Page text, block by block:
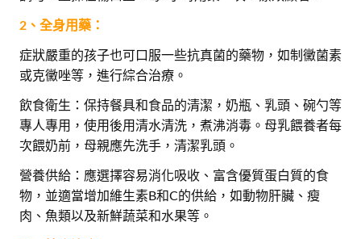
2、全身用藥：
症狀嚴重的孩子也可口服一些抗真菌的藥物，如制黴菌素
或克黴唑等，進行綜合治療。
飲食衛生：保持餐具和食品的清潔，奶瓶、乳頭、碗勺等
專人專用，使用後用清水清洗，煮沸消毒。母乳餵養者每
次餵奶前，母親應先洗手，清潔乳頭。
營養供給：應選擇容易消化吸收、富含優質蛋白質的食
物，並適當增加維生素B和C的供給，如動物肝臟、瘦
肉、魚類以及新鮮蔬菜和水果等。